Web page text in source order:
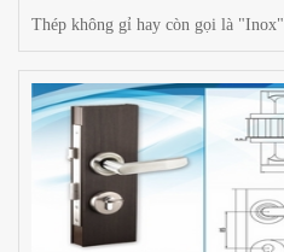
Thép không gỉ hay còn gọi là "Inox".